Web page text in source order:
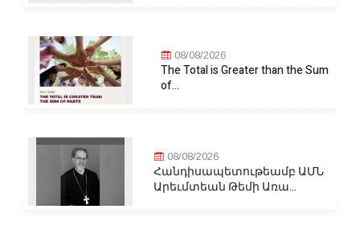
08/08/2026
The Total is Greater than the Sum
of...
08/08/2026
Հանդիսապետութեամբ ԱՄՆ
Արեւմտեան Թեմի Առա...